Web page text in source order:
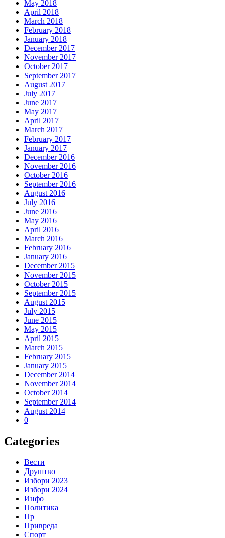
May 2018
April 2018
March 2018
February 2018
January 2018
December 2017
November 2017
October 2017
September 2017
August 2017
July 2017
June 2017
May 2017
April 2017
March 2017
February 2017
January 2017
December 2016
November 2016
October 2016
September 2016
August 2016
July 2016
June 2016
May 2016
April 2016
March 2016
February 2016
January 2016
December 2015
November 2015
October 2015
September 2015
August 2015
July 2015
June 2015
May 2015
April 2015
March 2015
February 2015
January 2015
December 2014
November 2014
October 2014
September 2014
August 2014
0
Categories
Вести
Друштво
Избори 2023
Избори 2024
Инфо
Политика
Пр
Привреда
Спорт